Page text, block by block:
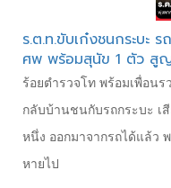
ร.ต.ท.ขับเก๋งชนกระบะ
ศพ พร้อมสุนัข 1 ตัว สู
ร้อยตำรวจโท พร้อมเพื่อน
กลับบ้านชนกับรถกระบะ เ
หนึ่ง ออกมาจากรถได้แล้ว
หายไป